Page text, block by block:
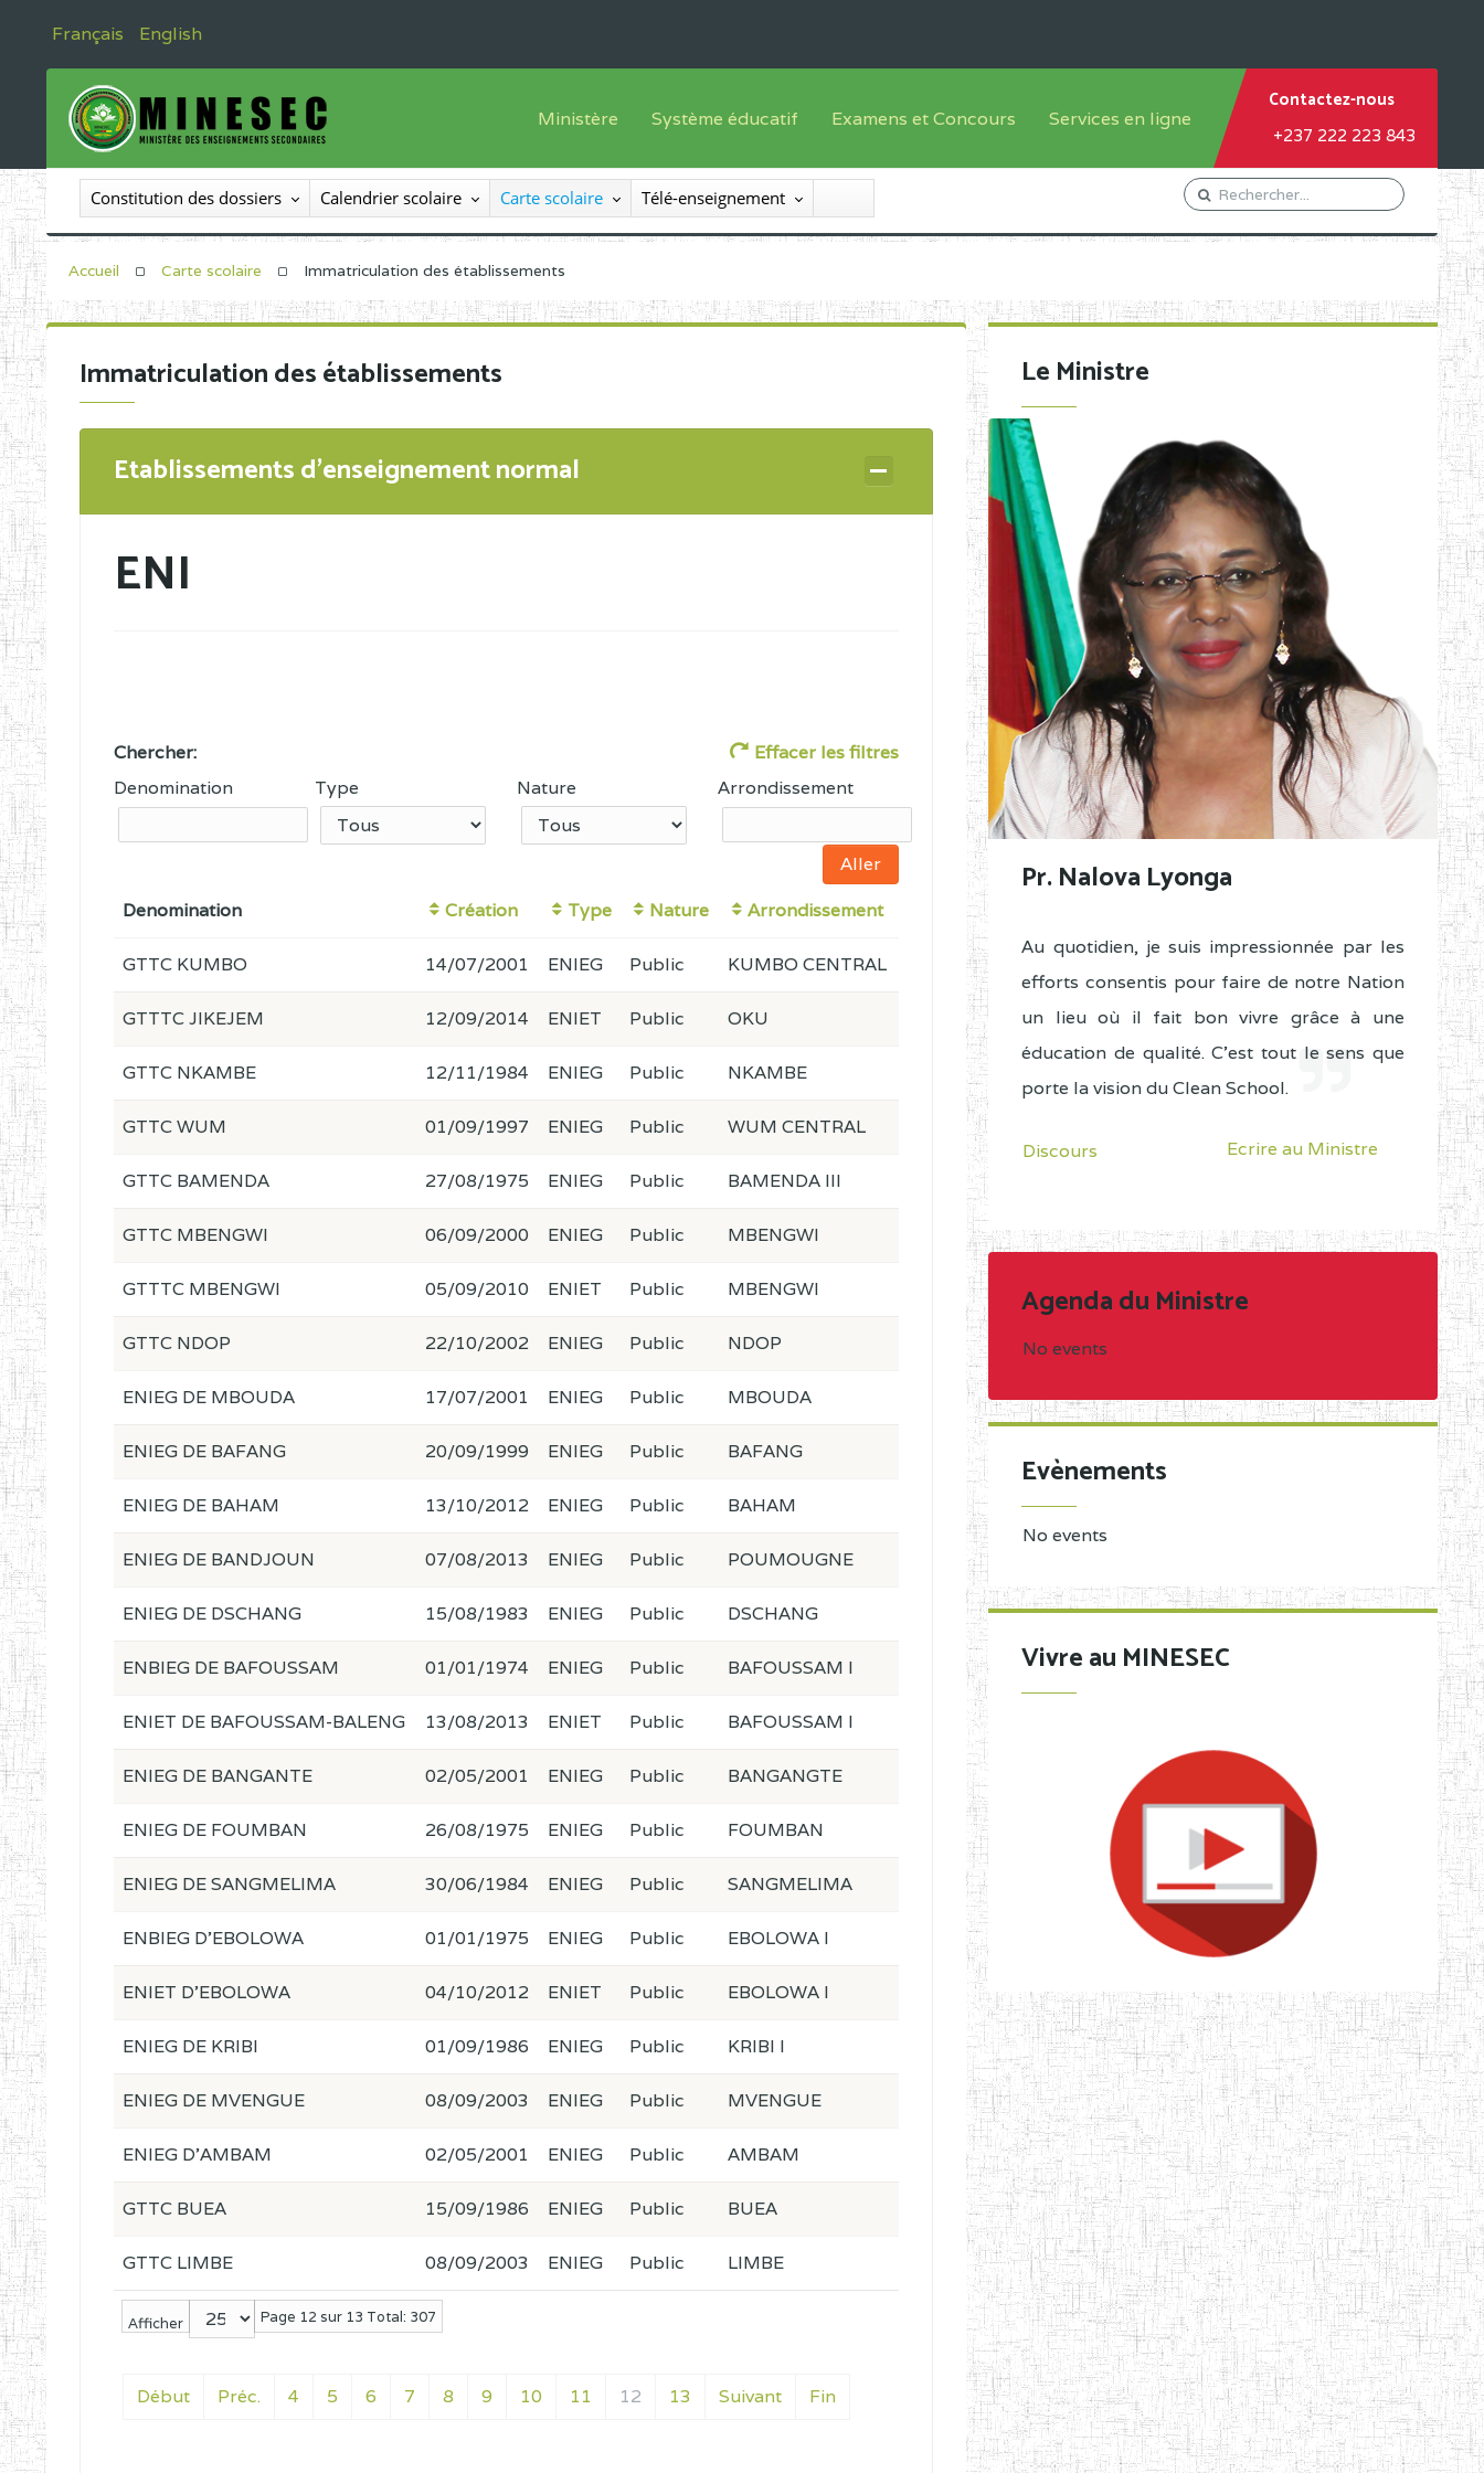
Français English
Ministère
Le Ministre
Le SEESEN
Inspection Générale des Enseignements
Organigramme
Système éducatif
Offre de formation
Sous système francophone
Progammes d'études
Examens et Concours
Inscriptions
Liste des candidats
Diplômes disponibles
Services en ligne
Orientation Conseil
Gestion du Personnel
Demande de subvention
Contactez-nous
+237 222 223 843
Constitution des dossiers Calendrier scolaire Carte scolaire Télé-enseignement
Accueil Carte scolaire Immatriculation des établissements
Immatriculation des établissements
Etablissements d'enseignement normal
ENI
Chercher:
Effacer les filtres
Denomination
Type Nature Arrondissement
Denomination Création Type Nature Arrondissement
Afficher Page 12 sur 13 Total: 307
Début Préc. 4 5 6 7 8 9 10 11 12 13 Suivant Fin
GTTC KUMBO 14/07/2001 ENIEG Public KUMBO CENTRAL
GTTTC JIKEJEM 12/09/2014 ENIET Public OKU
GTTC NKAMBE 12/11/1984 ENIEG Public NKAMBE
GTTC WUM 01/09/1997 ENIEG Public WUM CENTRAL
GTTC BAMENDA 27/08/1975 ENIEG Public BAMENDA III
GTTC MBENGWI 06/09/2000 ENIEG Public MBENGWI
GTTTC MBENGWI 05/09/2010 ENIET Public MBENGWI
GTTC NDOP 22/10/2002 ENIEG Public NDOP
ENIEG DE MBOUDA 17/07/2001 ENIEG Public MBOUDA
ENIEG DE BAFANG 20/09/1999 ENIEG Public BAFANG
ENIEG DE BAHAM 13/10/2012 ENIEG Public BAHAM
ENIEG DE BANDJOUN 07/08/2013 ENIEG Public POUMOUGNE
ENIEG DE DSCHANG 15/08/1983 ENIEG Public DSCHANG
ENBIEG DE BAFOUSSAM 01/01/1974 ENIEG Public BAFOUSSAM I
ENIET DE BAFOUSSAM-BALENG 13/08/2013 ENIET Public BAFOUSSAM I
ENIEG DE BANGANTE 02/05/2001 ENIEG Public BANGANGTE
ENIEG DE FOUMBAN 26/08/1975 ENIEG Public FOUMBAN
ENIEG DE SANGMELIMA 30/06/1984 ENIEG Public SANGMELIMA
ENBIEG D'EBOLOWA 01/01/1975 ENIEG Public EBOLOWA I
ENIET D'EBOLOWA 04/10/2012 ENIET Public EBOLOWA I
ENIEG DE KRIBI 01/09/1986 ENIEG Public KRIBI I
ENIEG DE MVENGUE 08/09/2003 ENIEG Public MVENGUE
ENIEG D'AMBAM 02/05/2001 ENIEG Public AMBAM
GTTC BUEA 15/09/1986 ENIEG Public BUEA
GTTC LIMBE 08/09/2003 ENIEG Public LIMBE
Le Ministre
Pr. Nalova Lyonga
Au quotidien, je suis impressionnée par les
efforts consentis pour faire de notre Nation
un lieu où il fait bon vivre grâce à une
éducation de qualité. C'est tout le sens que
porte la vision du Clean School.
Discours Ecrire au Ministre
Agenda du Ministre
No events
Evènements
No events
Vivre au MINESEC